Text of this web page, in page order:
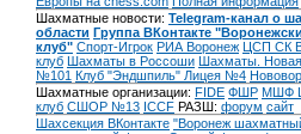
Шахматные новости: Telegram-канал о
области Группа ВКонтакте
клуб" Спорт-Игрок РИА Воронеж ЦСП СК
клуб Шахматы в Россоши Шахматы.
№101 Клуб "Эндшпиль" Лицея №4
Шахматные организации: FIDE ФШР МШФ
клуб СШОР №13 ICCF РАЗШ: форум сайт
Шахсекция ВКонтакте "Воронеж